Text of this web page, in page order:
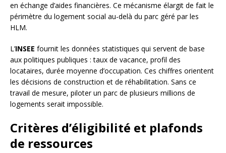
en échange d’aides financières. Ce mécanisme élargit de fait le
périmètre du logement social au-delà du parc géré par les
HLM.
L’INSEE fournit les données statistiques qui servent de base
aux politiques publiques : taux de vacance, profil des
locataires, durée moyenne d’occupation. Ces chiffres orientent
les décisions de construction et de réhabilitation. Sans ce
travail de mesure, piloter un parc de plusieurs millions de
logements serait impossible.
Critères d’éligibilité et plafonds
de ressources